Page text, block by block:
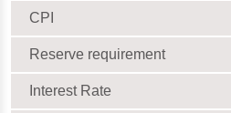
CPI
Reserve requirement
Interest Rate